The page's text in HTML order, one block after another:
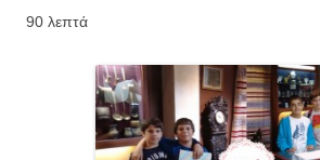
90 λεπτά